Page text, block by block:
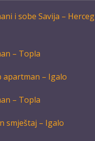
i sobe Savija – Herceg
– Topla
apartman – Igalo
– Topla
smještaj – Igalo